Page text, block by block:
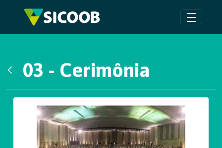
Pular para o Conteúdo principal
03 - Cerimônia